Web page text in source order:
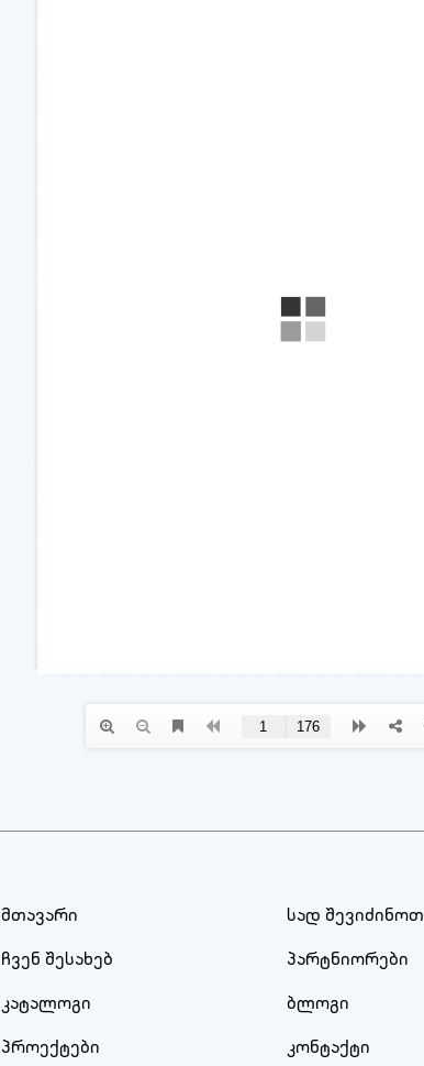
მთავარი
ჩვენ შესახებ
კატალოგი
პროექტები
სად შევიძინოთ
პარტნიორები
ბლოგი
კონტაქტი